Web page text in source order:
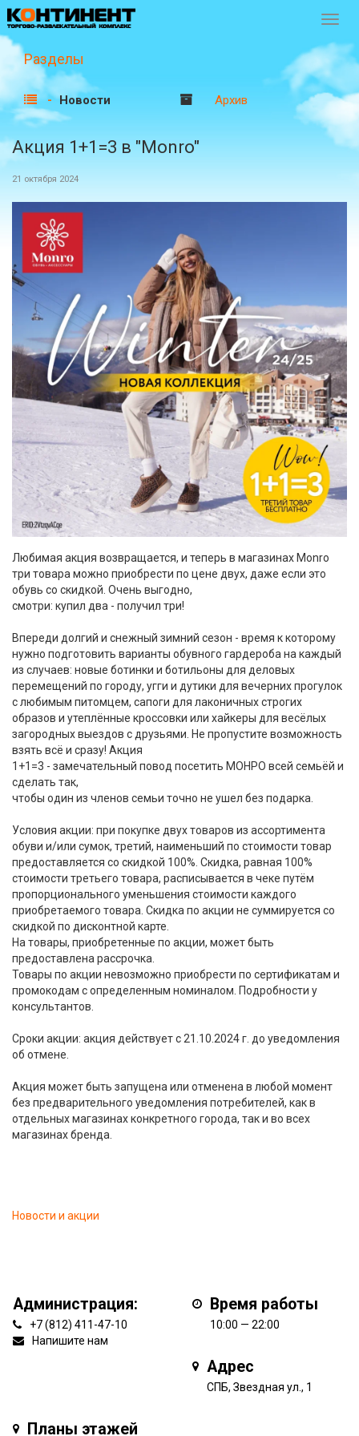
Разделы
Новости Архив
Акция 1+1=3 в "Monro"
21 октября 2024
Любимая акция возвращается, и теперь в магазинах Monro
три товара можно приобрести по цене двух, даже если это
обувь со скидкой. Очень выгодно,
смотри: купил два - получил три!
Впереди долгий и снежный зимний сезон - время к которому
нужно подготовить варианты обувного гардероба на каждый
из случаев: новые ботинки и ботильоны для деловых
перемещений по городу, угги и дутики для вечерних прогулок
с любимым питомцем, сапоги для лаконичных строгих
образов и утеплённые кроссовки или хайкеры для весёлых
загородных выездов с друзьями. Не пропустите возможность
взять всё и сразу! Акция
1+1=3 - замечательный повод посетить МОНРО всей семьёй и
сделать так,
чтобы один из членов семьи точно не ушел без подарка.
Условия акции: при покупке двух товаров из ассортимента
обуви и/или сумок, третий, наименьший по стоимости товар
предоставляется со скидкой 100%. Скидка, равная 100%
стоимости третьего товара, расписывается в чеке путём
пропорционального уменьшения стоимости каждого
приобретаемого товара. Скидка по акции не суммируется со
скидкой по дисконтной карте.
На товары, приобретенные по акции, может быть
предоставлена рассрочка.
Товары по акции невозможно приобрести по сертификатам и
промокодам с определенным номиналом. Подробности у
консультантов.
Сроки акции: акция действует с 21.10.2024 г. до уведомления
об отмене.
Акция может быть запущена или отменена в любой момент
без предварительного уведомления потребителей, как в
отдельных магазинах конкретного города, так и во всех
магазинах бренда.
Новости и акции
Администрация:
+7 (812) 411-47-10
Напишите нам
Время работы
10:00 — 22:00
Адрес
СПБ, Звездная ул., 1
Планы этажей